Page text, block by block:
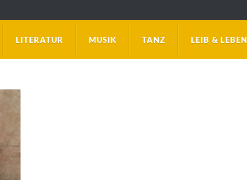
LITERATUR MUSIK TANZ LEIB & LEBEN